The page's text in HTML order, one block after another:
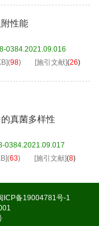
性能
0384.2021.09.016
](98) [施引文献](26)
真菌多样性
0384.2021.09.017
](63) [施引文献](8)
ICP备19004781号-1